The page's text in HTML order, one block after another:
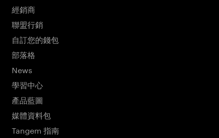
經銷商
聯盟行銷
自訂您的錢包
部落格
News
學習中心
產品藍圖
媒體資料包
Tangem 指南